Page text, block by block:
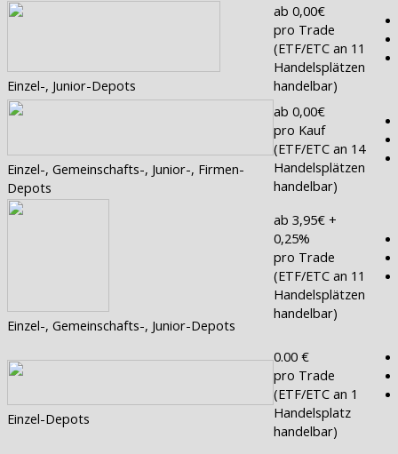
Einzel-, Junior-Depots
ab 0,00€
pro Trade
(ETF/ETC an 11
Handelsplätzen
handelbar)
Einzel-, Gemeinschafts-, Junior-, Firmen-
Depots
ab 0,00€
pro Kauf
(ETF/ETC an 14
Handelsplätzen
handelbar)
Einzel-, Gemeinschafts-, Junior-Depots
ab 3,95€ +
0,25%
pro Trade
(ETF/ETC an 11
Handelsplätzen
handelbar)
Einzel-Depots
0.00 €
pro Trade
(ETF/ETC an 1
Handelsplatz
handelbar)